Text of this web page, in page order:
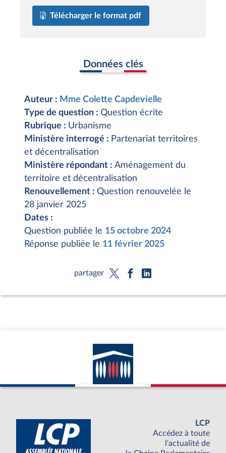
Télécharger le format pdf
Données clés
Auteur : Mme Colette Capdevielle
Type de question : Question écrite
Rubrique : Urbanisme
Ministère interrogé : Partenariat territoires
et décentralisation
Ministère répondant : Aménagement du
territoire et décentralisation
Renouvellement : Question renouvelée le
28 janvier 2025
Dates :
Question publiée le 15 octobre 2024
Réponse publiée le 11 février 2025
partager
LCP
Accédez à toute
l'actualité de